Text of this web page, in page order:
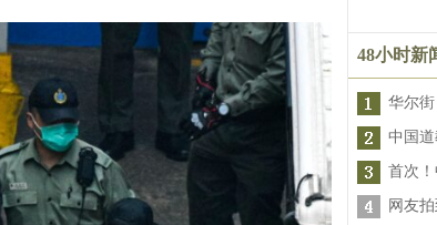
48小时新
华尔
中国
首次
网友